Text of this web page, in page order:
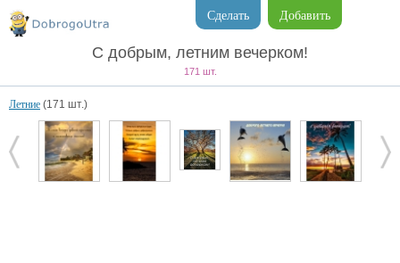
Добавить
Сделать
С добрым, летним вечерком!
171 шт.
Летние (171 шт.)